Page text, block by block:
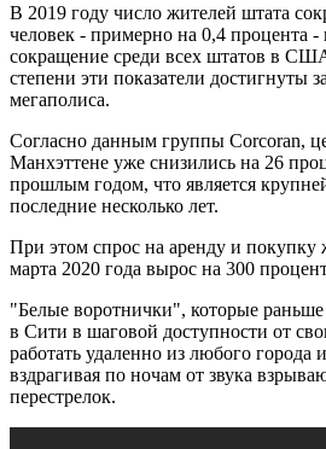
В 2019 году число жителей штата
человек - примерно на 0,4 процента -
сокращение среди всех штатов в
степени эти показатели достигнуты
мегаполиса.
Согласно данным группы Corcoran,
Манхэттене уже снизились на 26
прошлым годом, что является
последние несколько лет.
При этом спрос на аренду и покупку
марта 2020 года вырос на 300
"Белые воротнички", которые раньше
в Сити в шаговой доступности от
работать удаленно из любого города
вздрагивая по ночам от звука
перестрелок.